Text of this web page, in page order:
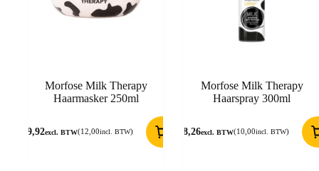
Morfose Milk Therapy
Haarmasker 250ml
9,92excl. BTW(12,00incl. BTW)
Morfose Milk Therapy
Haarspray 300ml
8,26excl. BTW(10,00incl. BTW)